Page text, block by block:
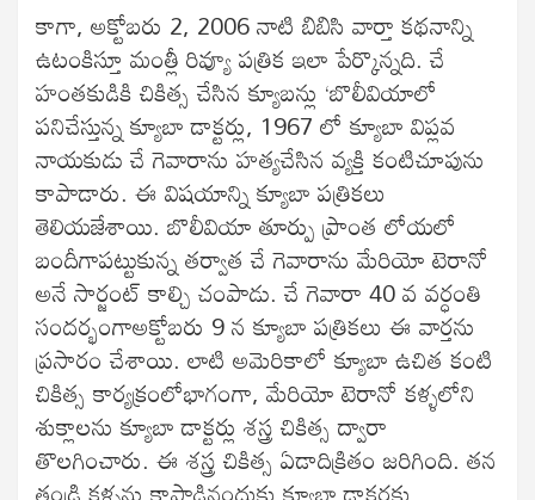
కాగా, అక్టోబరు 2, 2006 నాటి బిబిసి వార్తా కథనాన్ని
ఉటంకిస్తూ మంత్లీ రివ్యూ పత్రిక ఇలా పేర్కొన్నది. చే
హంతకుడికి చికిత్స చేసిన క్యూబన్లు ‘బొలీవియాలో
పనిచేస్తున్న క్యూబా డాక్టర్లు, 1967 లో క్యూబా విప్లవ
నాయకుడు చే గెవారాను హత్యచేసిన వ్యక్తి కంటిచూపును
కాపాడారు. ఈ విషయాన్ని క్యూబా పత్రికలు
తెలియజేశాయి. బొలీవియా తూర్పు ప్రాంత లోయలో
బందీగాపట్టుకున్న తర్వాత చే గెవారాను మేరియో టెరానో
అనే సార్జంట్ కాల్చి చంపాడు. చే గెవారా 40 వ వర్ధంతి
సందర్భంగాఅక్టోబరు 9 న క్యూబా పత్రికలు ఈ వార్తను
ప్రసారం చేశాయి. లాటి అమెరికాలో క్యూబా ఉచిత కంటి
చికిత్స కార్యక్రంలోభాగంగా, మేరియో టెరానో కళ్ళలోని
శుక్లాలను క్యూబా డాక్టర్లు శస్త్ర చికిత్స ద్వారా
తొలగించారు. ఈ శస్త్ర చికిత్స ఏడాదిక్రితం జరిగింది. తన